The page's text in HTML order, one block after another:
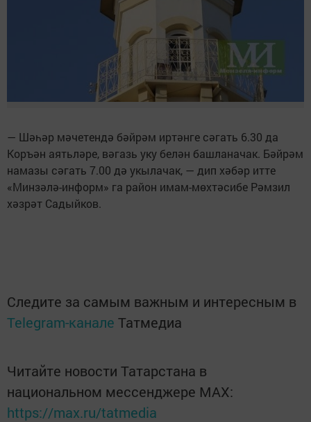
— Шәһәр мәчетендә бәйрәм иртәнге сәгать 6.30 да
Коръән аятьләре, вәгазь уку белән башланачак. Бәйрәм
намазы сәгать 7.00 дә укылачак, — дип хәбәр итте
«Минзәлә-информ» га район имам-мөхтәсибе Рәмзил
хәзрәт Садыйков.
Следите за самым важным и интересным в
Telegram-канале Татмедиа
Читайте новости Татарстана в
национальном мессенджере MАХ:
https://max.ru/tatmedia